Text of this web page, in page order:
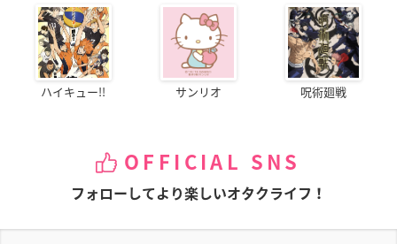
ハイキュー!! サンリオ 呪術廻戦
OFFICIAL SNS
フォローしてより楽しいオタクライフ！